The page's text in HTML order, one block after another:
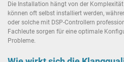
Die Installation hängt von der
können oft selbst installiert werden,
oder solche mit DSP-Controllern
Fachleute sorgen für eine optimale
Probleme.